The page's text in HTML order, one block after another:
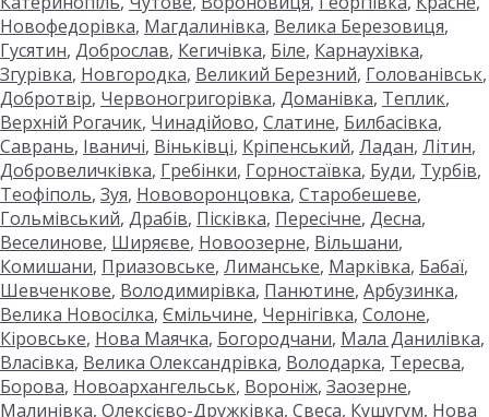
Новофедорівка, Магдалинівка, Велика Березовиця,
Гусятин, Доброслав, Кегичівка, Біле, Карнаухівка,
Згурівка, Новгородка, Великий Березний, Голованівськ,
Добротвір, Червоногригорівка, Доманівка, Теплик,
Верхній Рогачик, Чинадійово, Слатине, Билбасівка,
Саврань, Іваничі, Віньківці, Кріпенський, Ладан, Літин,
Добровеличківка, Гребінки, Горностаївка, Буди, Турбів,
Теофіполь, Зуя, Нововоронцовка, Старобешеве,
Гольмівський, Драбів, Пісківка, Пересічне, Десна,
Веселинове, Ширяєве, Новоозерне, Вільшани,
Комишани, Приазовське, Лиманське, Марківка, Бабаї,
Шевченкове, Володимирівка, Панютине, Арбузинка,
Велика Новосілка, Ємільчине, Чернігівка, Солоне,
Кіровське, Нова Маячка, Богородчани, Мала Данилівка,
Власівка, Велика Олександрівка, Володарка, Тересва,
Борова, Новоархангельськ, Вороніж, Заозерне,
Малинівка, Олексієво-Дружківка, Свеса, Кушугум, Нова